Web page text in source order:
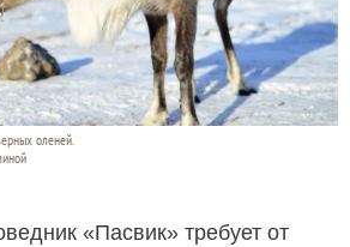
оленей.
«Пасвик» требует от